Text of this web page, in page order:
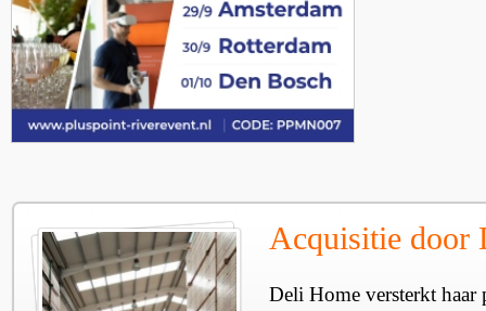
Acquisitie door
Deli Home versterkt haar